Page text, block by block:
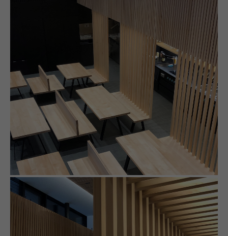
Cum sociis natoque penatibus et magnis dis
parturient montes, nascetur ridiculus mus. Donec
quam felis, ultricies nec.